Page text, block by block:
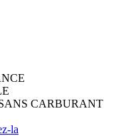
CARBURANT
la